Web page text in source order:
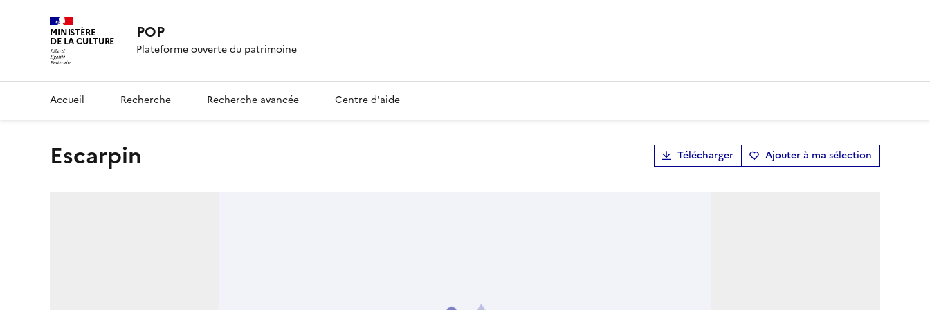
MINISTÈRE
DE LA CULTURE POP
Plateforme ouverte du patrimoine
Accueil Recherche Recherche avancée Centre d'aide
escarpin Télécharger Ajouter à ma sélection